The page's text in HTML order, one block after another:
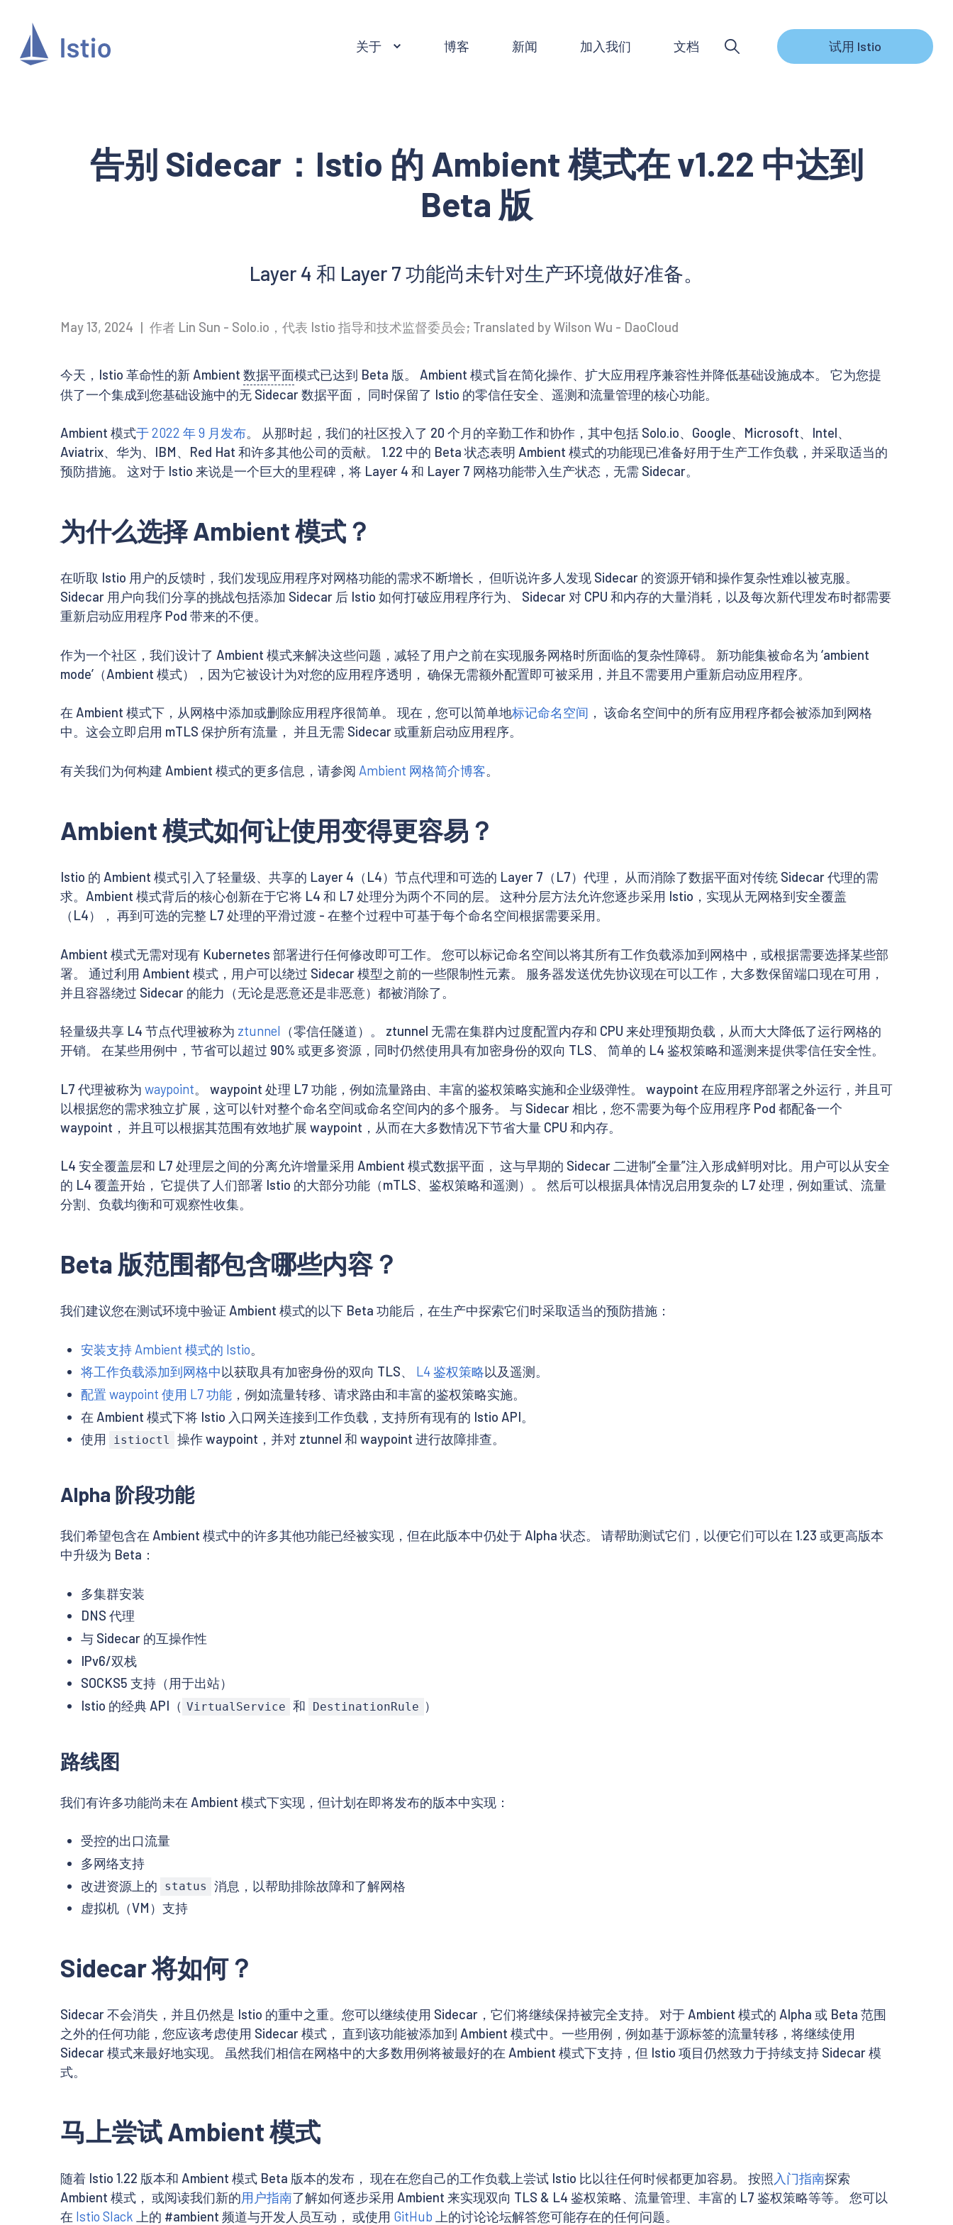
关于 博客 新闻 加入我们 文档 试用 Istio
告别 Sidecar：Istio 的 Ambient 模式在 v1.22 中达到
Beta 版
Layer 4 和 Layer 7 功能尚未针对生产环境做好准备。
May 13, 2024 | 作者 Lin Sun - Solo.io，代表 Istio 指导和技术监督委员会; Translated by Wilson Wu - DaoCloud
今天，Istio 革命性的新 Ambient 数据平面模式已达到 Beta 版。 Ambient 模式旨在简化操作、扩大应用程序兼容性并降低基础设施成本。 它为您提
供了一个集成到您基础设施中的无 Sidecar 数据平面， 同时保留了 Istio 的零信任安全、遥测和流量管理的核心功能。
Ambient 模式于 2022 年 9 月发布。 从那时起，我们的社区投入了 20 个月的辛勤工作和协作，其中包括 Solo.io、Google、Microsoft、Intel、
Aviatrix、华为、IBM、Red Hat 和许多其他公司的贡献。 1.22 中的 Beta 状态表明 Ambient 模式的功能现已准备好用于生产工作负载，并采取适当的
预防措施。 这对于 Istio 来说是一个巨大的里程碑，将 Layer 4 和 Layer 7 网格功能带入生产状态，无需 Sidecar。
为什么选择 Ambient 模式？
在听取 Istio 用户的反馈时，我们发现应用程序对网格功能的需求不断增长， 但听说许多人发现 Sidecar 的资源开销和操作复杂性难以被克服。
Sidecar 用户向我们分享的挑战包括添加 Sidecar 后 Istio 如何打破应用程序行为、 Sidecar 对 CPU 和内存的大量消耗，以及每次新代理发布时都需要
重新启动应用程序 Pod 带来的不便。
作为一个社区，我们设计了 Ambient 模式来解决这些问题，减轻了用户之前在实现服务网格时所面临的复杂性障碍。 新功能集被命名为 ‘ambient
mode’（Ambient 模式），因为它被设计为对您的应用程序透明， 确保无需额外配置即可被采用，并且不需要用户重新启动应用程序。
在 Ambient 模式下，从网格中添加或删除应用程序很简单。 现在，您可以简单地标记命名空间 ， 该命名空间中的所有应用程序都会被添加到网格
中。这会立即启用 mTLS 保护所有流量， 并且无需 Sidecar 或重新启动应用程序。
有关我们为何构建 Ambient 模式的更多信息，请参阅 Ambient 网格简介博客。
Ambient 模式如何让使用变得更容易？
Istio 的 Ambient 模式引入了轻量级、共享的 Layer 4（L4）节点代理和可选的 Layer 7（L7）代理， 从而消除了数据平面对传统 Sidecar 代理的需
求。Ambient 模式背后的核心创新在于它将 L4 和 L7 处理分为两个不同的层。 这种分层方法允许您逐步采用 Istio，实现从无网格到安全覆盖
（L4）， 再到可选的完整 L7 处理的平滑过渡 - 在整个过程中可基于每个命名空间根据需要采用。
Ambient 模式无需对现有 Kubernetes 部署进行任何修改即可工作。 您可以标记命名空间以将其所有工作负载添加到网格中，或根据需要选择某些部
署。 通过利用 Ambient 模式，用户可以绕过 Sidecar 模型之前的一些限制性元素。 服务器发送优先协议现在可以工作，大多数保留端口现在可用，
并且容器绕过 Sidecar 的能力（无论是恶意还是非恶意）都被消除了。
轻量级共享 L4 节点代理被称为 ztunnel （零信任隧道）。 ztunnel 无需在集群内过度配置内存和 CPU 来处理预期负载，从而大大降低了运行网格的
开销。 在某些用例中，节省可以超过 90% 或更多资源，同时仍然使用具有加密身份的双向 TLS、 简单的 L4 鉴权策略和遥测来提供零信任安全性。
L7 代理被称为 waypoint。 waypoint 处理 L7 功能，例如流量路由、丰富的鉴权策略实施和企业级弹性。 waypoint 在应用程序部署之外运行，并且可
以根据您的需求独立扩展，这可以针对整个命名空间或命名空间内的多个服务。 与 Sidecar 相比，您不需要为每个应用程序 Pod 都配备一个
waypoint， 并且可以根据其范围有效地扩展 waypoint，从而在大多数情况下节省大量 CPU 和内存。
L4 安全覆盖层和 L7 处理层之间的分离允许增量采用 Ambient 模式数据平面， 这与早期的 Sidecar 二进制“全量”注入形成鲜明对比。用户可以从安全
的 L4 覆盖开始， 它提供了人们部署 Istio 的大部分功能（mTLS、鉴权策略和遥测）。 然后可以根据具体情况启用复杂的 L7 处理，例如重试、流量
分割、负载均衡和可观察性收集。
Beta 版范围都包含哪些内容？
我们建议您在测试环境中验证 Ambient 模式的以下 Beta 功能后，在生产中探索它们时采取适当的预防措施：
安装支持 Ambient 模式的 Istio。
将工作负载添加到网格中以获取具有加密身份的双向 TLS、 L4 鉴权策略以及遥测。
配置 waypoint 使用 L7 功能，例如流量转移、请求路由和丰富的鉴权策略实施。
在 Ambient 模式下将 Istio 入口网关连接到工作负载，支持所有现有的 Istio API。
使用
istioctl 操作 waypoint，并对 ztunnel 和 waypoint 进行故障排查。
Alpha 阶段功能
我们希望包含在 Ambient 模式中的许多其他功能已经被实现，但在此版本中仍处于 Alpha 状态。 请帮助测试它们，以便它们可以在 1.23 或更高版本
中升级为 Beta：
多集群安装
DNS 代理
与 Sidecar 的互操作性
IPv6/双栈
SOCKS5 支持（用于出站）
Istio 的经典 API（ VirtualService 和 DestinationRule ）
路线图
我们有许多功能尚未在 Ambient 模式下实现，但计划在即将发布的版本中实现：
受控的出口流量
多网络支持
改进资源上的
status
消息，以帮助排除故障和了解网格
虚拟机（VM）支持
Sidecar 将如何？
Sidecar 不会消失，并且仍然是 Istio 的重中之重。您可以继续使用 Sidecar，它们将继续保持被完全支持。 对于 Ambient 模式的 Alpha 或 Beta 范围
之外的任何功能，您应该考虑使用 Sidecar 模式， 直到该功能被添加到 Ambient 模式中。一些用例，例如基于源标签的流量转移，将继续使用
Sidecar 模式来最好地实现。 虽然我们相信在网格中的大多数用例将被最好的在 Ambient 模式下支持，但 Istio 项目仍然致力于持续支持 Sidecar 模
式。
马上尝试 Ambient 模式
随着 Istio 1.22 版本和 Ambient 模式 Beta 版本的发布， 现在在您自己的工作负载上尝试 Istio 比以往任何时候都更加容易。 按照 入门指南探索
Ambient 模式， 或阅读我们新的用户指南了解如何逐步采用 Ambient 来实现双向 TLS & L4 鉴权策略、流量管理、丰富的 L7 鉴权策略等等。 您可以
在 Istio Slack 上的 #ambient 频道与开发人员互动， 或使用 GitHub 上的讨论论坛解答您可能存在的任何问题。